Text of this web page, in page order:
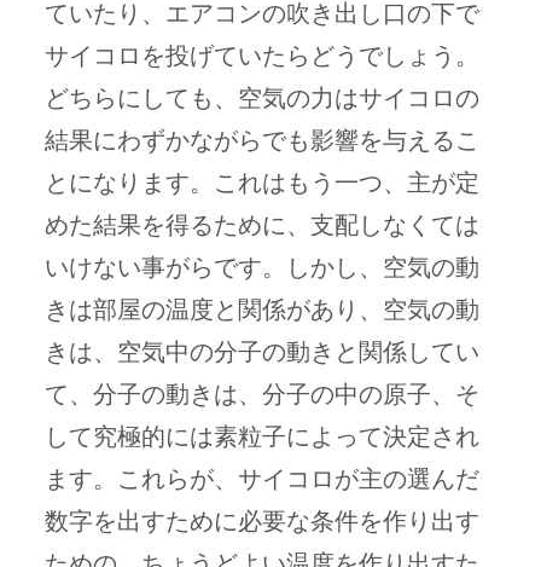
ていたり、エアコンの吹き出し口の下で
サイコロを投げていたらどうでしょう。
どちらにしても、空気の力はサイコロの
結果にわずかながらでも影響を与えるこ
とになります。これはもう一つ、主が定
めた結果を得るために、支配しなくては
いけない事がらです。しかし、空気の動
きは部屋の温度と関係があり、空気の動
きは、空気中の分子の動きと関係してい
て、分子の動きは、分子の中の原子、そ
して究極的には素粒子によって決定され
ます。これらが、サイコロが主の選んだ
数字を出すために必要な条件を作り出す